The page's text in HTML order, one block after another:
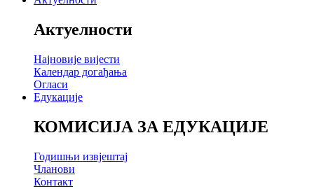
Актуелности
Најновије вијести
Календар догађања
Огласи
Едукације
КОМИСИЈА ЗА ЕДУКАЦИЈЕ
Годишњи извјештај
Чланови
Контакт